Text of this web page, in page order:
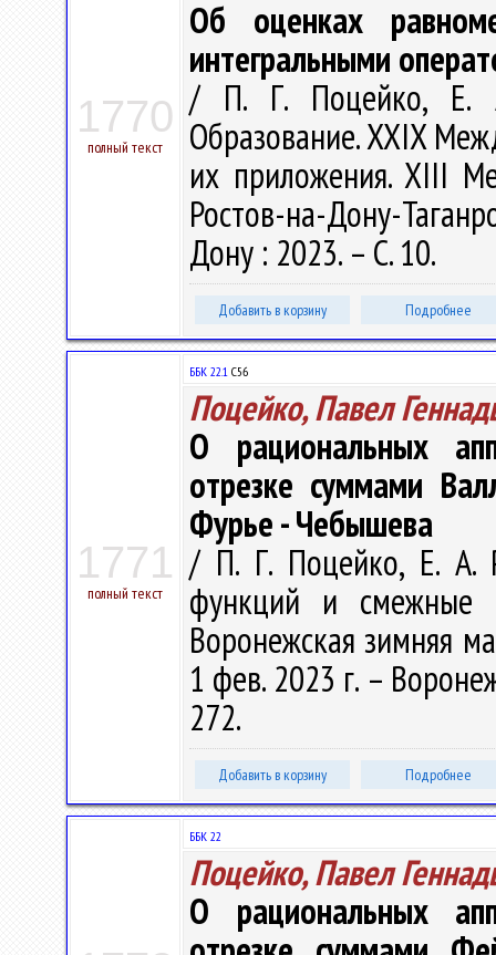
1770
полный текст
Об оценках
интегральными
/ П. Г. Поцейко, Е.
Образование. XXIX
их приложения. XIII
Ростов-на-Дону-
Дону : 2023. – С. 10.
Добавить в корзину Подробнее
1771
полный текст
ББК 22.1 С56
Поцейко, Павел
О рациональных
отрезке суммами
Фурье - Чебышева
/ П. Г. Поцейко, Е. А.
функций и смежные
Воронежская зимняя
1 фев. 2023 г. –
272.
Добавить в корзину Подробнее
ББК 22
Поцейко, Павел
О рациональных